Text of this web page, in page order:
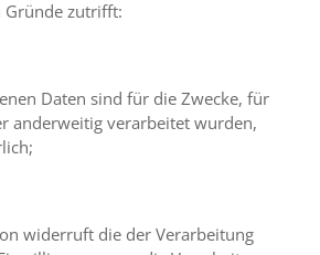
Gründe zutrifft:
Daten sind für die Zwecke, für
anderweitig verarbeitet wurden,
widerruft die der Verarbeitung